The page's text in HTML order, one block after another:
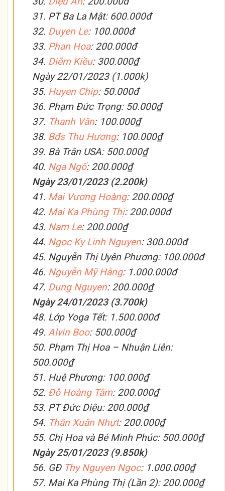
31. PT Ba La Mật: 600.000đ
32. Duyen Le: 100.000đ
33. Phan Hoa: 200.000đ
34. Diễm Kiều: 300.000₫
Ngày 22/01/2023 (1.000k)
35. Huyen Chip: 50.000đ
36. Phạm Đức Trọng: 50.000₫
37. Thanh Văn: 100.000₫
38. Bđs Thu Hương: 100.000₫
39. Bà Trân USA: 500.000₫
40. Nga Ngố: 200.000₫
Ngày 23/01/2023 (2.200k)
41. Mai Vương Hoàng: 200.000₫
42. Mai Ka Phùng Thị: 200.000đ
43. Nam Le: 200.000₫
44. Ngoc Ky Linh Nguyen: 300.000đ
45. Nguyễn Thị Uyên Phương: 100.000đ
46. Nguyễn Mỹ Hằng: 1.000.000đ
47. Dung Nguyen: 200.000₫
Ngày 24/01/2023 (3.700k)
48. Lớp Yoga Tết: 1.500.000đ
49. Alvin Boo: 500.000₫
50. Phạm Thị Hoa – Nhuận Liên:
500.000₫
51. Huệ Phương: 100.000₫
52. Đỗ Hoàng Tâm: 200.000₫
53. PT Đức Diệu: 200.000₫
54. Thân Xuân Nhựt: 200.000₫
55. Chị Hoa và Bé Minh Phúc: 500.000₫
Ngày 25/01/2023 (9.850k)
56. GĐ Thy Nguyen Ngoc: 1.000.000₫
57. Mai Ka Phùng Thị (Lần 2): 200.000₫